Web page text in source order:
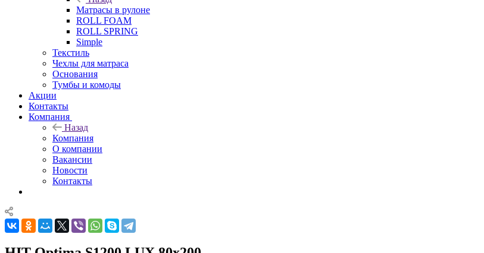
Матрасы в рулоне
ROLL FOAM
ROLL SPRING
Simple
Текстиль
Чехлы для матраса
Основания
Тумбы и комоды
Акции
Контакты
Компания
Назад
Компания
О компании
Вакансии
Новости
Контакты